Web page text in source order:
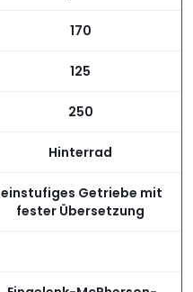
170
125
250
Hinterrad
einstufiges Getriebe mit
fester Übersetzung